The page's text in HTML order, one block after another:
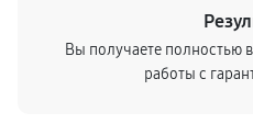
Вы получаете полностью
работы с